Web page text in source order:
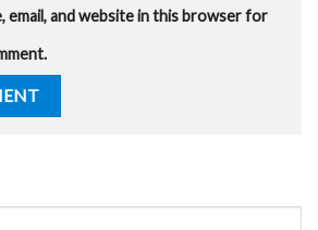
email, and website in this browser for